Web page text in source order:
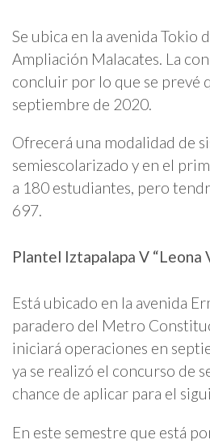
Se ubica en la avenida Tokio
Ampliación Malacates. La
concluir por lo que se prevé
septiembre de 2020.
Ofrecerá una modalidad de
semiescolarizado y en el
a 180 estudiantes, pero
697.
Plantel Iztapalapa V “Leona
Está ubicado en la avenida
paradero del Metro
iniciará operaciones en
ya se realizó el concurso de
chance de aplicar para el
En este semestre que está